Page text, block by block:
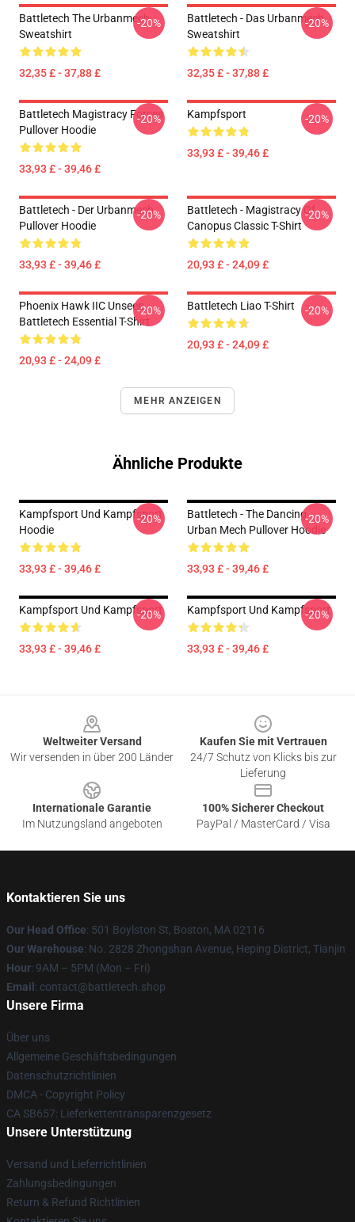
Battletech The Urbanmech
Sweatshirt
32,35 £ - 37,88 £
-20%
Battletech - Das Urbanmech
Sweatshirt
32,35 £ - 37,88 £
-20%
Battletech Magistracy Forces
Pullover Hoodie
33,93 £ - 39,46 £
-20% Kampfsport
33,93 £ - 39,46 £
-20%
Battletech - Der Urbanmech
Pullover Hoodie
33,93 £ - 39,46 £
-20%
Battletech - Magistracy Of
Canopus Classic T-Shirt
20,93 £ - 24,09 £
-20%
Phoenix Hawk IIC Unseen
Battletech Essential T-Shirt
20,93 £ - 24,09 £
-20% Battletech Liao T-Shirt
20,93 £ - 24,09 £
-20%
MEHR ANZEIGEN
Ähnliche Produkte
Kampfsport Und Kampfsport
Hoodie
33,93 £ - 39,46 £
-20%
Battletech - The Dancing
Urban Mech Pullover Hoodie
33,93 £ - 39,46 £
-20%
Kampfsport Und Kampfsport
33,93 £ - 39,46 £
-20% Kampfsport Und Kampfsport
33,93 £ - 39,46 £
-20%
Weltweiter Versand
Wir versenden in über 200 Länder
Kaufen Sie mit Vertrauen
24/7 Schutz von Klicks bis zur
Lieferung
Internationale Garantie
Im Nutzungsland angeboten
100% Sicherer Checkout
PayPal / MasterCard / Visa
Kontaktieren Sie uns
Our Head Office: 501 Boylston St, Boston, MA 02116
Our Warehouse: No. 2828 Zhongshan Avenue, Heping District, Tianjin
Hour: 9AM – 5PM (Mon – Fri)
Email : contact@battletech.shop
Unsere Firma
Über uns
Allgemeine Geschäftsbedingungen
Datenschutzrichtlinien
DMCA - Copyright Policy
CA SB657: Lieferkettentransparenzgesetz
Unsere Unterstützung
Versand und Lieferrichtlinien
Zahlungsbedingungen
Return & Refund Richtlinien